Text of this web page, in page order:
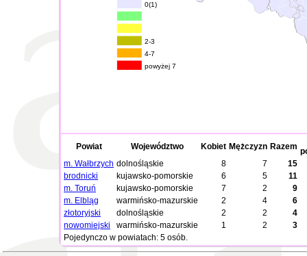
0(1)
2-3
4-7
powyżej 7
Powiat Województwo Kobiet Mężczyzn Razem
m. Wałbrzych dolnośląskie 8 7
15
brodnicki
kujawsko-pomorskie 6 5
11
m. Toruń
kujawsko-pomorskie 7 2
9
m. Elbląg
warmińsko-mazurskie 2 4
6
złotoryjski
dolnośląskie 2 2
4
nowomiejski
warmińsko-mazurskie 1 2
3
Pojedynczo w powiatach: 5 osób.